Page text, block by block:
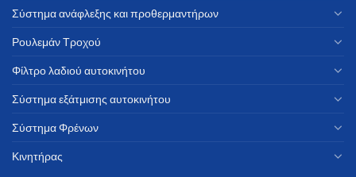
Σύστημα ανάφλεξης και προθερμαντήρων
Ρουλεμάν Τροχού
Φίλτρο λαδιού αυτοκινήτου
Σύστημα εξάτμισης αυτοκινήτου
Σύστημα Φρένων
Κινητήρας